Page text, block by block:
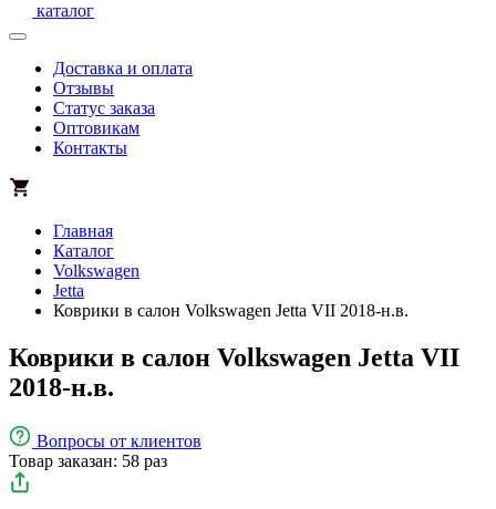
каталог
Доставка и оплата
Отзывы
Статус заказа
Оптовикам
Контакты
Главная
Каталог
Volkswagen
Jetta
Коврики в салон Volkswagen Jetta VII 2018-н.в.
Коврики в салон Volkswagen Jetta VII
2018-н.в.
Вопросы от клиентов
Товар заказан: 58 раз